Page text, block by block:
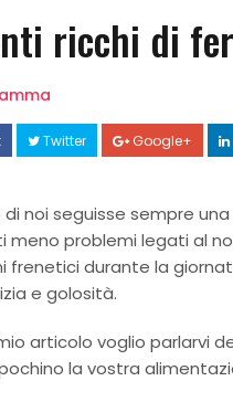
ricchi di
Twitter Google+
di noi seguisse sempre
meno problemi legati al
frenetici durante la
e golosità.
articolo voglio parlarvi
la vostra